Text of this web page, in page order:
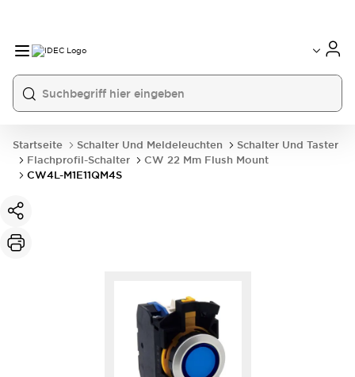
Startseite Schalter Und Meldeleuchten
Schalter Und Taster
Flachprofil-Schalter
CW 22 Mm Flush Mount
CW4L-M1E11QM4S